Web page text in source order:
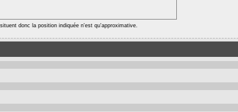
donc la position indiquée n'est qu'approximative.